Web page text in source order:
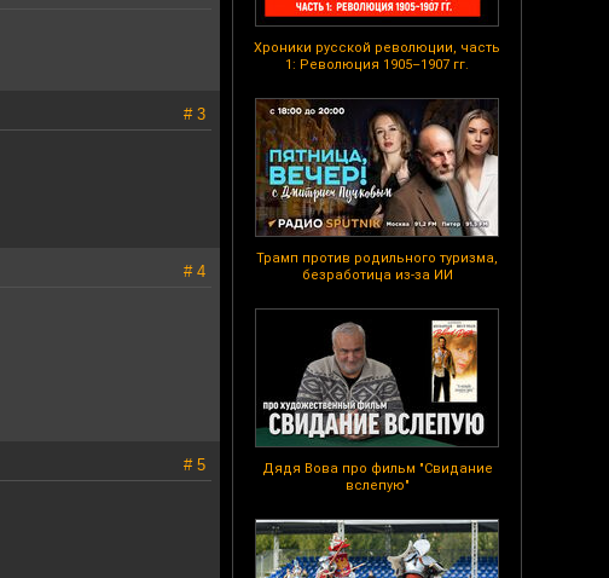
Хроники русской революции, часть
1: Революция 1905–1907 гг.
Трамп против родильного туризма,
безработица из-за ИИ
Дядя Вова про фильм "Свидание
вслепую"
# 3
# 4
# 5